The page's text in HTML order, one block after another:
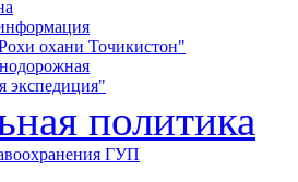
охани Точикистон"
экспедиция"
политика
ГУП